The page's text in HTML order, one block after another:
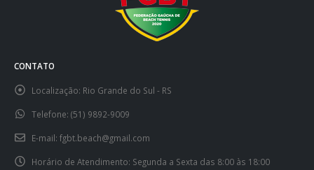
CONTATO
Localização: Rio Grande do Sul - RS
Telefone: (51) 9892-9009
E-mail: fgbt.beach@gmail.com
Horário de Atendimento: Segunda a Sexta das 8:00 às 18:00